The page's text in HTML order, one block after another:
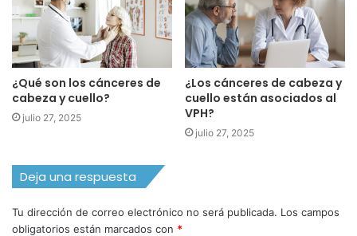
¿Qué son los cánceres de
cabeza y cuello?
julio 27, 2025
¿Los cánceres de cabeza y
cuello están asociados al
VPH?
julio 27, 2025
Deja una respuesta
Tu dirección de correo electrónico no será publicada. Los campos
obligatorios están marcados con *